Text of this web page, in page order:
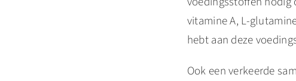
vitamine A, L-
hebt aan deze
Ook een verkeerde